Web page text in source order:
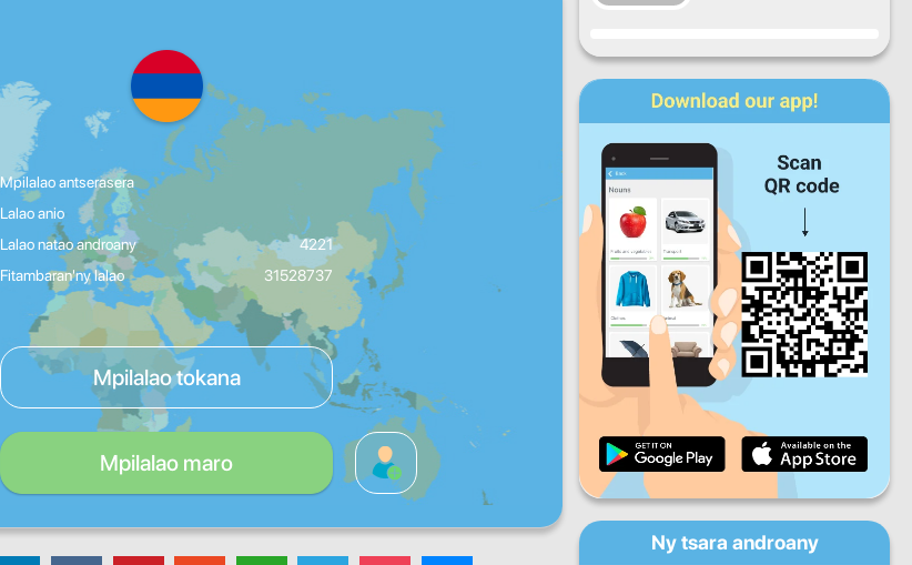
Mpilalao antserasera
Lalao anio
Lalao natao androany
4221
Fitambaran'ny lalao
31528737
Mpilalao tokana
Mpilalao maro
Fandrosoana
Alatsinainy Alarobia Alakamisy
Sabotsy Alahady
Fandrosoana isan'andro
Fandrosoana isambolana
Fandrosoana ankapobeny
Ny tsara androany